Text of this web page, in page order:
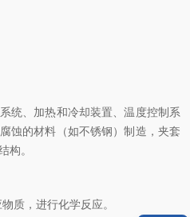
、加热和冷却装置、温度控制系
蚀的材料（如不锈钢）制造，夹套
构。
，进行化学反应。